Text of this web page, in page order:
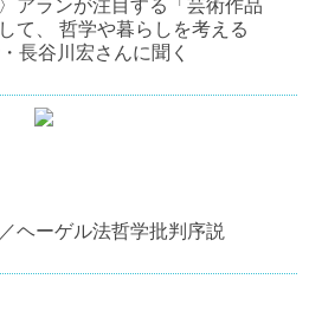
アランが注目する「芸術作品
て、 哲学や暮らしを考える
長谷川宏さんに聞く
ヘーゲル法哲学批判序説